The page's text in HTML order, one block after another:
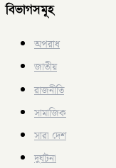
বিভাগসমূহ
অপরাধ
জাতীয়
রাজনীতি
সামাজিক
সারা দেশ
দুর্ঘটনা